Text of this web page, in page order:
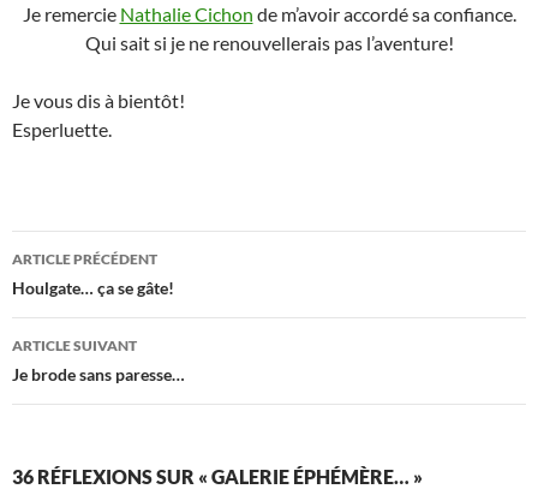
Je remercie Nathalie Cichon de m’avoir accordé sa confiance.
Qui sait si je ne renouvellerais pas l’aventure!
Je vous dis à bientôt!
Esperluette.
Navigation
des
articles
ARTICLE PRÉCÉDENT
Houlgate… ça se gâte!
ARTICLE SUIVANT
Je brode sans paresse…
36 RÉFLEXIONS SUR « GALERIE ÉPHÉMÈRE… »